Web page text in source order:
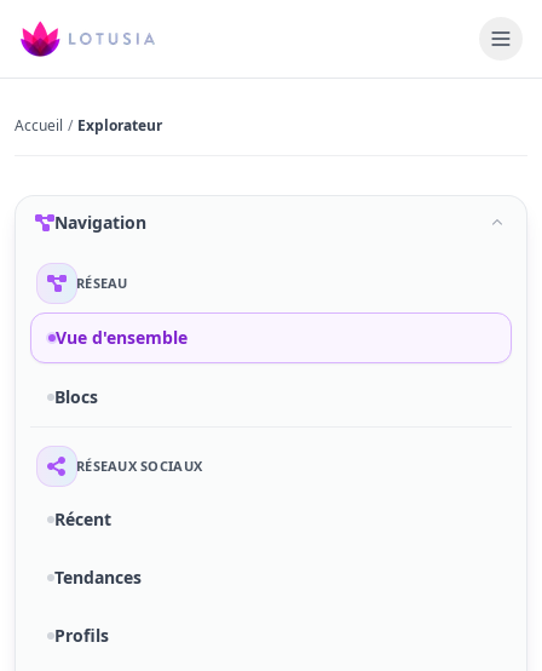
Accueil / Explorateur
Navigation
RÉSEAU
Vue d'ensemble
Blocs
RÉSEAUX SOCIAUX
Récent
Tendances
Profils